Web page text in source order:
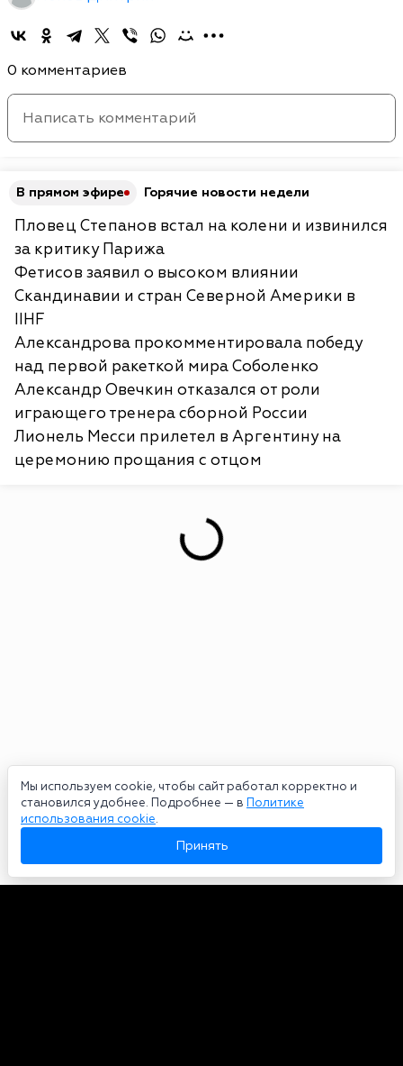
Мы используем cookie, чтобы сайт работал корректно и
становился удобнее. Подробнее — в Политике
использования cookie.
Принять
0 комментариев
В прямом эфире Горячие новости недели
Пловец Степанов встал на колени и извинился
за критику Парижа
Фетисов заявил о высоком влиянии
Скандинавии и стран Северной Америки в
IIHF
Александрова прокомментировала победу
над первой ракеткой мира Соболенко
Александр Овечкин отказался от роли
играющего тренера сборной России
Лионель Месси прилетел в Аргентину на
церемонию прощания с отцом